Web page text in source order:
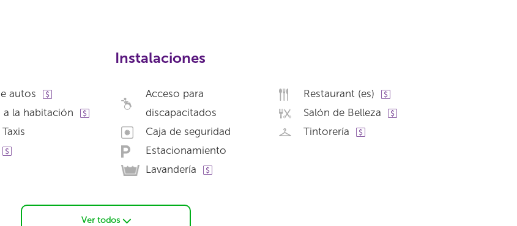
autos
a la habitación
Instalaciones
Acceso para
discapacitados
Caja de seguridad
Estacionamiento
Lavandería
Restaurant (es)
Salón de Belleza
Tintorería
Ver todos